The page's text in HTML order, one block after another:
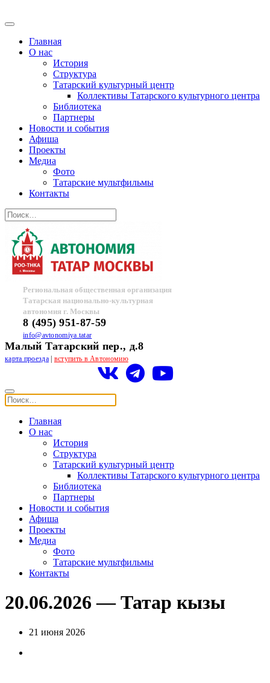
Главная
О нас
История
Структура
Татарский культурный центр
Коллективы Татарского культурного центра
Библиотека
Партнеры
Новости и события
Афиша
Проекты
Медиа
Фото
Татарские мультфильмы
Контакты
Региональная общественная организация
Татарская национально-культурная
автономия г. Москвы
8 (495) 951-87-59
info@avtonomiya.tatar
Малый Татарский пер., д.8
карта проезда| вступить в Автономию
Главная
О нас
История
Структура
Татарский культурный центр
Коллективы Татарского культурного центра
Библиотека
Партнеры
Новости и события
Афиша
Проекты
Медиа
Фото
Татарские мультфильмы
Контакты
20.06.2026 — Татар кызы
21 июня 2026